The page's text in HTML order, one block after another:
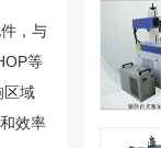
，与
等
区域
效率